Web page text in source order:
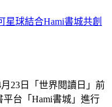
星球結合Hami書城共創
23日「世界閱讀日」前
台「Hami書城」進行